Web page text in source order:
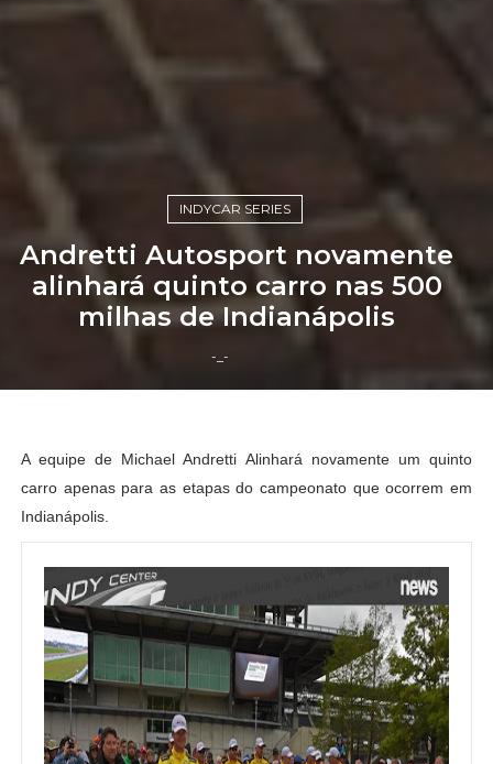
INDYCAR SERIES
Andretti Autosport novamente
alinhará quinto carro nas 500
milhas de Indianápolis
-_-
A equipe de Michael Andretti Alinhará novamente um quinto
carro apenas para as etapas do campeonato que ocorrem em
Indianápolis.